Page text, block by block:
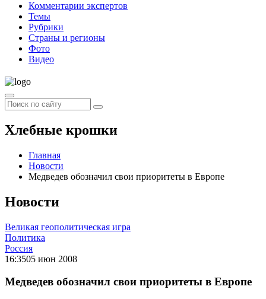
Комментарии экспертов
Темы
Рубрики
Страны и регионы
Фото
Видео
Хлебные крошки
Главная
Новости
Медведев обозначил свои приоритеты в Европе
Новости
Великая геополитическая игра
Политика
Россия
16:3505 июн 2008
Медведев обозначил свои приоритеты в Европе